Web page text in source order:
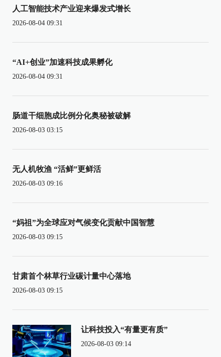
人工智能技术产业迎来爆发式增长
2026-08-04 09:31
“AI+创业”加速科技成果孵化
2026-08-04 09:31
肠道干细胞成比例分化奥秘被破解
2026-08-03 03:15
无人机牧渔 “活鲜”更鲜活
2026-08-03 09:16
“妈祖”为全球应对气候变化贡献中国智慧
2026-08-03 09:15
甘肃首个林草行业碳计量中心落地
2026-08-03 09:15
让科技投入“有量更有质”
2026-08-03 09:14